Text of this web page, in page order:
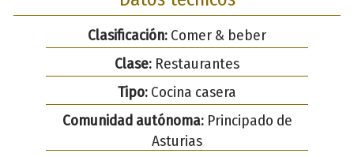
Clasificación: Comer & beber
Clase: Restaurantes
Tipo: Cocina casera
Comunidad autónoma:Principado de
Asturias